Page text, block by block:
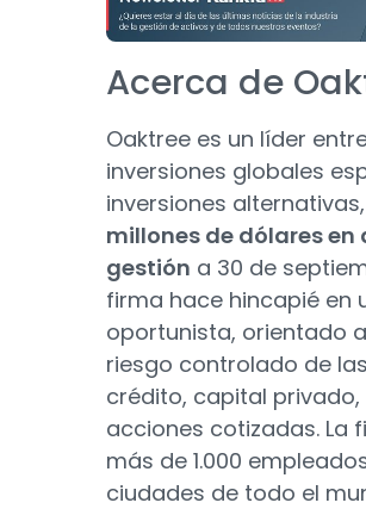
Acerca de
Oaktree es un líder
inversiones globales
inversiones
millones de dólares
gestión a 30 de
firma hace hincapié en
oportunista, orientado
riesgo controlado de
crédito, capital
acciones cotizadas. La
más de 1.000
ciudades de todo el